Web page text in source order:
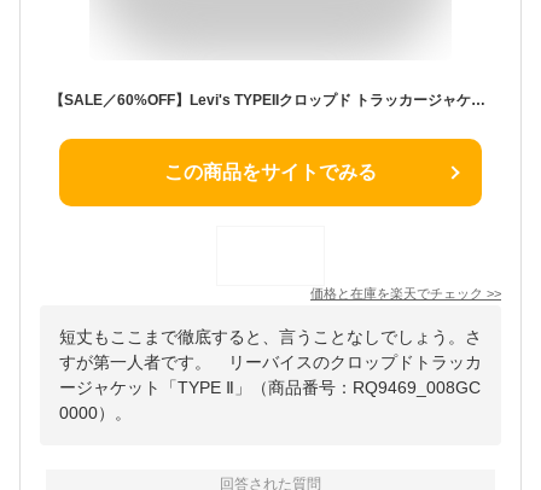
【SALE／60%OFF】Levi's TYPEIIクロップド トラッカージャケット リーバイス ジャケット・アウター デニムジャケット ネイビー【送料無料】
この商品をサイトでみる
価格と在庫を楽天でチェック >>
短丈もここまで徹底すると、言うことなしでしょう。さ
すが第一人者です。 リーバイスのクロップドトラッカ
ージャケット「TYPE Ⅱ」（商品番号：RQ9469_008GC
0000）。
回答された質問